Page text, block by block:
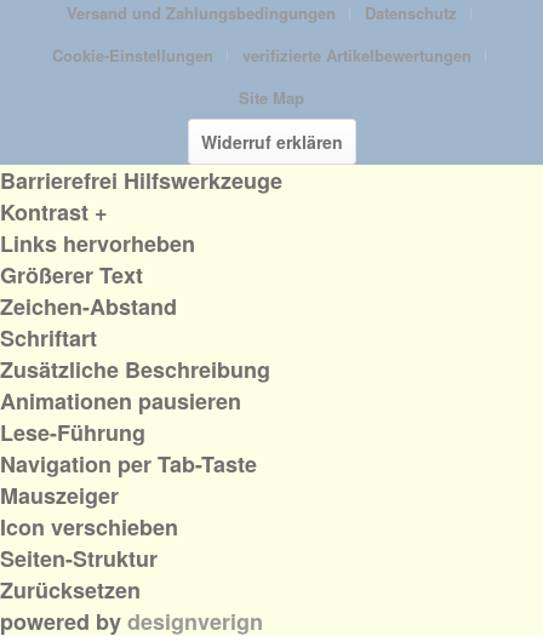
Versand und Zahlungsbedingungen
Datenschutz
Cookie-Einstellungen
verifizierte Artikelbewertungen
Site Map
Widerruf erklären
Barrierefrei Hilfswerkzeuge
Kontrast +
Links hervorheben
Größerer Text
Zeichen-Abstand
Schriftart
Zusätzliche Beschreibung
Animationen pausieren
Lese-Führung
Navigation per Tab-Taste
Mauszeiger
Icon verschieben
Seiten-Struktur
Zurücksetzen
powered bydesignverign